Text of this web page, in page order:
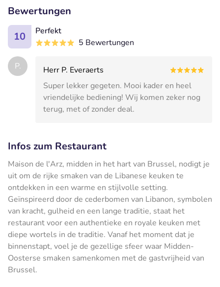
Bewertungen
10
Perfekt
5 Bewertungen
P.
Herr P. Everaerts
Super lekker gegeten. Mooi kader en heel
vriendelijke bediening! Wij komen zeker nog
terug, met of zonder deal.
Infos zum Restaurant
Maison de l'Arz, midden in het hart van Brussel, nodigt je
uit om de rijke smaken van de Libanese keuken te
ontdekken in een warme en stijlvolle setting.
Geïnspireerd door de cederbomen van Libanon, symbolen
van kracht, gulheid en een lange traditie, staat het
restaurant voor een authentieke en royale keuken met
diepe wortels in de traditie. Vanaf het moment dat je
binnenstapt, voel je de gezellige sfeer waar Midden-
Oosterse smaken samenkomen met de gastvrijheid van
Brussel.